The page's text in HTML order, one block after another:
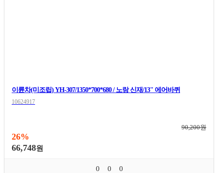
이륜차(미조립) YH-307/1350*700*680 / 노랑 신재/13" 에어바퀴
10624917
90,200원
26%
66,748원
0 0 0